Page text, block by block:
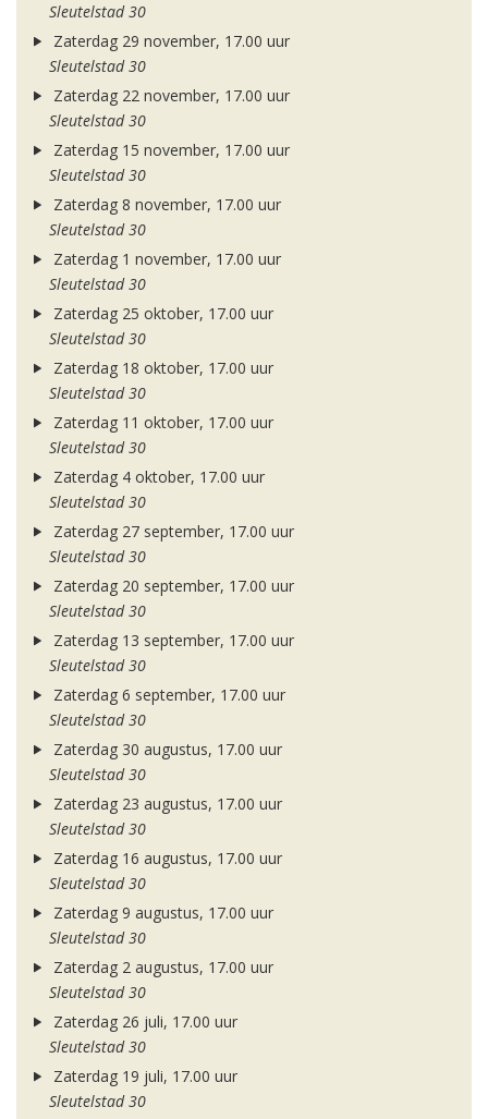
Sleutelstad 30
Zaterdag 29 november, 17.00 uur
Sleutelstad 30
Zaterdag 22 november, 17.00 uur
Sleutelstad 30
Zaterdag 15 november, 17.00 uur
Sleutelstad 30
Zaterdag 8 november, 17.00 uur
Sleutelstad 30
Zaterdag 1 november, 17.00 uur
Sleutelstad 30
Zaterdag 25 oktober, 17.00 uur
Sleutelstad 30
Zaterdag 18 oktober, 17.00 uur
Sleutelstad 30
Zaterdag 11 oktober, 17.00 uur
Sleutelstad 30
Zaterdag 4 oktober, 17.00 uur
Sleutelstad 30
Zaterdag 27 september, 17.00 uur
Sleutelstad 30
Zaterdag 20 september, 17.00 uur
Sleutelstad 30
Zaterdag 13 september, 17.00 uur
Sleutelstad 30
Zaterdag 6 september, 17.00 uur
Sleutelstad 30
Zaterdag 30 augustus, 17.00 uur
Sleutelstad 30
Zaterdag 23 augustus, 17.00 uur
Sleutelstad 30
Zaterdag 16 augustus, 17.00 uur
Sleutelstad 30
Zaterdag 9 augustus, 17.00 uur
Sleutelstad 30
Zaterdag 2 augustus, 17.00 uur
Sleutelstad 30
Zaterdag 26 juli, 17.00 uur
Sleutelstad 30
Zaterdag 19 juli, 17.00 uur
Sleutelstad 30